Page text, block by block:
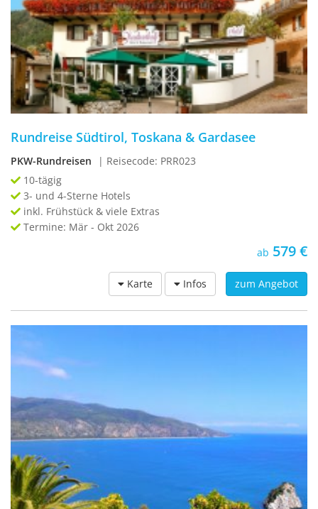
Rundreise Südtirol, Toskana & Gardasee
PKW-Rundreisen
| Reisecode: PRR023
10-tägig
3- und 4-Sterne Hotels
inkl. Frühstück & viele Extras
Termine: Mär - Okt 2026
ab 579 €
Karte Infos zum Angebot